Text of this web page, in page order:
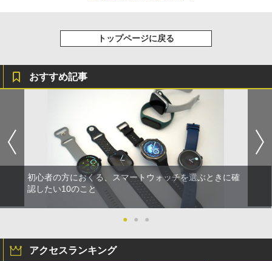
トップページに戻る
おすすめ記事
初心者の方におくる、スマートウォッチを選ぶときに確
認したい10のこと
● ● ●
アクセスランキング